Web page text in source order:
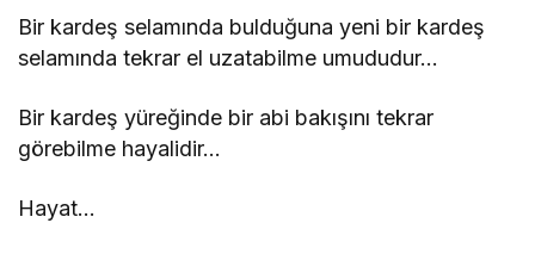
Bir kardeş selamında bulduğuna yeni bir kardeş
selamında tekrar el uzatabilme umududur…
Bir kardeş yüreğinde bir abi bakışını tekrar
görebilme hayalidir…
Hayat…